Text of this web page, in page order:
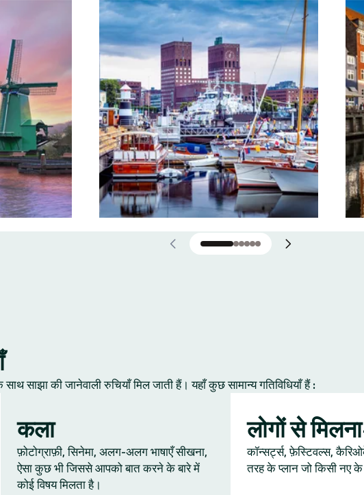
साझा की जानेवाली रुचियाँ मिल जाती हैं। यहाँ कुछ सामान्य गतिविधियाँ हैं :
कला
फ़ोटोग्राफ़ी, सिनेमा, अलग-अलग भाषाएँ सीखना,
ऐसा कुछ भी जिससे आपको बात करने के बारे में
कोई विषय मिलता है।
लोगों से
कॉन्सर्ट्स, फ़ेस्टिवल्स,
तरह के प्लान जो किसी नए